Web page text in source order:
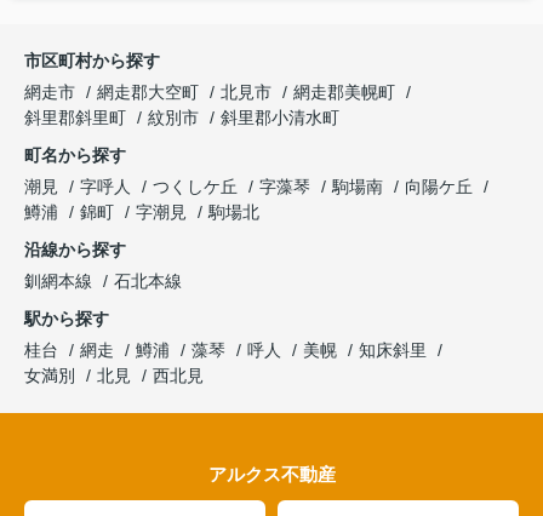
市区町村から探す
網走市
網走郡大空町 北見市
網走郡美幌町
斜里郡斜里町
紋別市
斜里郡小清水町
町名から探す
潮見
字呼人 つくしケ丘 字藻琴 駒場南
向陽ケ丘
鱒浦
錦町 字潮見
駒場北
沿線から探す
釧網本線
石北本線
駅から探す
桂台
網走 鱒浦 藻琴 呼人 美幌
知床斜里
女満別
北見 西北見
アルクス不動産